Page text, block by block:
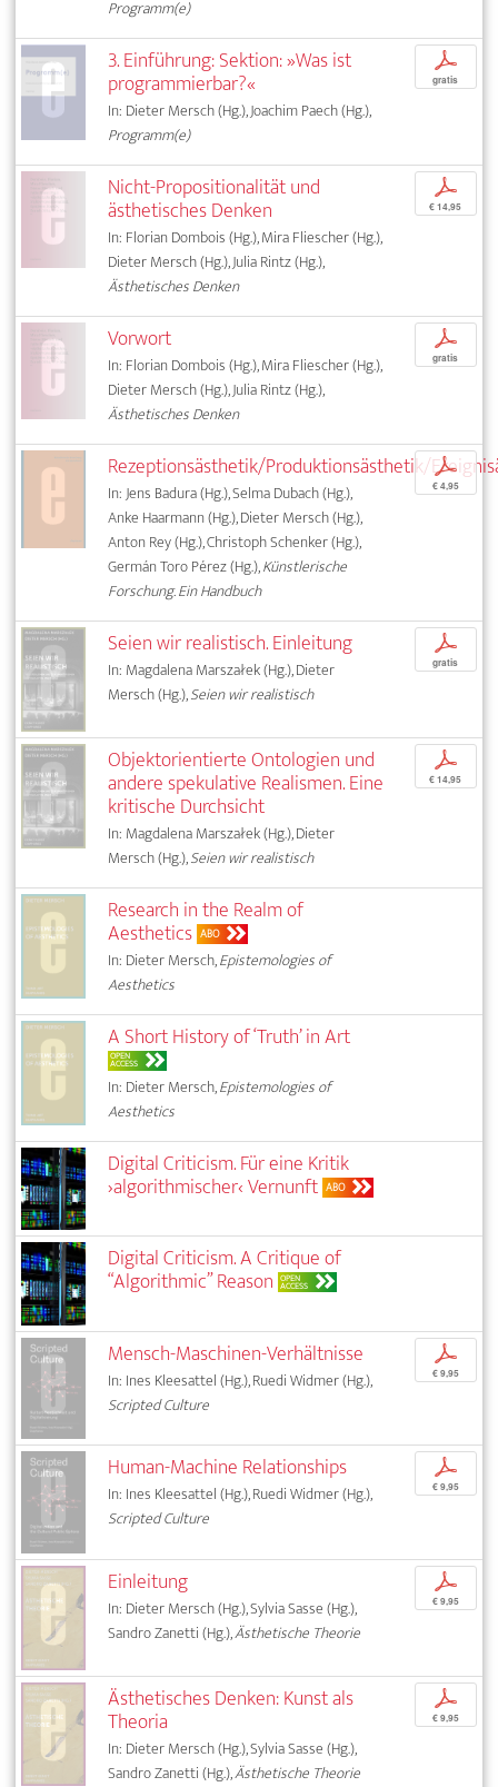
Programm(e)
3. Einführung: Sektion: »Was ist
programmierbar?«
In: Dieter Mersch (Hg.), Joachim Paech (Hg.),
Programm(e)
p
gratis
Nicht-Propositionalität und
ästhetisches Denken
In: Florian Dombois (Hg.), Mira Fliescher (Hg.),
Dieter Mersch (Hg.), Julia Rintz (Hg.),
Ästhetisches Denken
p
€ 14,95
Vorwort
In: Florian Dombois (Hg.), Mira Fliescher (Hg.),
Dieter Mersch (Hg.), Julia Rintz (Hg.),
Ästhetisches Denken
p
gratis
Rezeptionsästhetik/Produktionsästhetik/
In: Jens Badura (Hg.), Selma Dubach (Hg.),
Anke Haarmann (Hg.), Dieter Mersch (Hg.),
Anton Rey (Hg.), Christoph Schenker (Hg.),
Germán Toro Pérez (Hg.),Künstlerische
Forschung. Ein Handbuch
p
€ 4,95
Seien wir realistisch. Einleitung
In: Magdalena Marszałek (Hg.), Dieter
Mersch (Hg.),Seien wir realistisch
p
gratis
Objektorientierte Ontologien und
andere spekulative Realismen. Eine
kritische Durchsicht
In: Magdalena Marszałek (Hg.), Dieter
Mersch (Hg.),Seien wir realistisch
p
€ 14,95
Research in the Realm of
Aesthetics ABO
In: Dieter Mersch,Epistemologies of
Aesthetics
A Short History of ‘Truth’ in Art
OPEN
ACCESS
In: Dieter Mersch,Epistemologies of
Aesthetics
Digital Criticism. Für eine Kritik
›algorithmischer‹ Vernunft ABO
Digital Criticism. A Critique of
“Algorithmic” Reason OPEN
ACCESS
Mensch-Maschinen-Verhältnisse
In: Ines Kleesattel (Hg.), Ruedi Widmer (Hg.),
Scripted Culture
p
€ 9,95
Human-Machine Relationships
In: Ines Kleesattel (Hg.), Ruedi Widmer (Hg.),
Scripted Culture
p
€ 9,95
Einleitung
In: Dieter Mersch (Hg.), Sylvia Sasse (Hg.),
Sandro Zanetti (Hg.),Ästhetische Theorie
p
€ 9,95
Ästhetisches Denken: Kunst als
Theoria
In: Dieter Mersch (Hg.), Sylvia Sasse (Hg.),
Sandro Zanetti (Hg.),Ästhetische Theorie
p
€ 9,95